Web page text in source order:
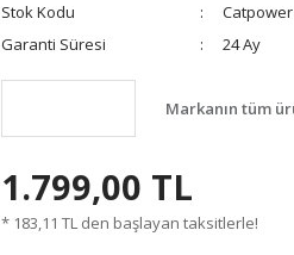
Stok Kodu
Catpower
Garanti Süresi
24 Ay
Markanın tüm
1.799,00 TL
* 183,11 TL den başlayan taksitlerle!